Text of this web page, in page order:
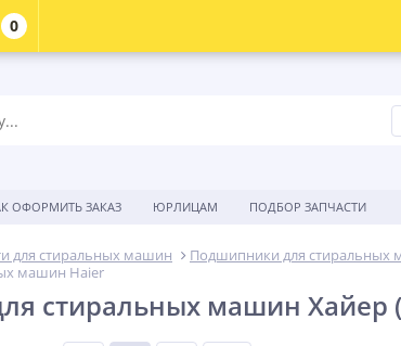
ОФОРМИТЬ ЗАКАЗ ЮРЛИЦАМ ПОДБОР ЗАПЧАСТИ
для стиральных машин
Подшипники для стиральных
машин Haier
стиральных машин Хайер
0